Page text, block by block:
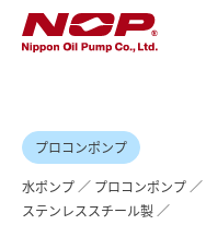
プロコンポンプ
水ポンプ プロコンポンプ
ステンレススチール製